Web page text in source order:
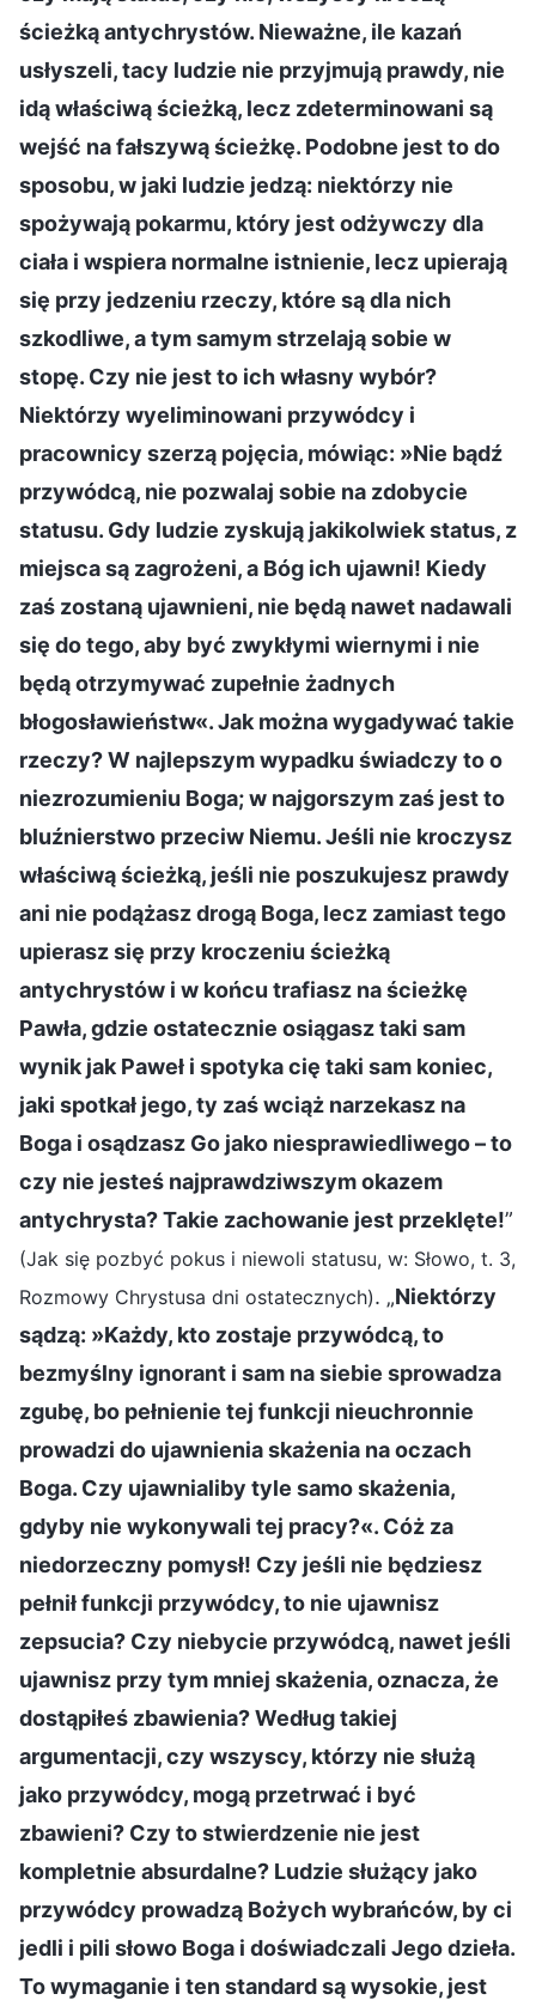
ścieżką antychrystów. Nieważne, ile kazań
usłyszeli, tacy ludzie nie przyjmują prawdy, nie
idą właściwą ścieżką, lecz zdeterminowani są
wejść na fałszywą ścieżkę. Podobne jest to do
sposobu, w jaki ludzie jedzą: niektórzy nie
spożywają pokarmu, który jest odżywczy dla
ciała i wspiera normalne istnienie, lecz upierają
się przy jedzeniu rzeczy, które są dla nich
szkodliwe, a tym samym strzelają sobie w
stopę. Czy nie jest to ich własny wybór?
Niektórzy wyeliminowani przywódcy i
pracownicy szerzą pojęcia, mówiąc: »Nie bądź
przywódcą, nie pozwalaj sobie na zdobycie
statusu. Gdy ludzie zyskują jakikolwiek status, z
miejsca są zagrożeni, a Bóg ich ujawni! Kiedy
zaś zostaną ujawnieni, nie będą nawet nadawali
się do tego, aby być zwykłymi wiernymi i nie
będą otrzymywać zupełnie żadnych
błogosławieństw«. Jak można wygadywać takie
rzeczy? W najlepszym wypadku świadczy to o
niezrozumieniu Boga; w najgorszym zaś jest to
bluźnierstwo przeciw Niemu. Jeśli nie kroczysz
właściwą ścieżką, jeśli nie poszukujesz prawdy
ani nie podążasz drogą Boga, lecz zamiast tego
upierasz się przy kroczeniu ścieżką
antychrystów i w końcu trafiasz na ścieżkę
Pawła, gdzie ostatecznie osiągasz taki sam
wynik jak Paweł i spotyka cię taki sam koniec,
jaki spotkał jego, ty zaś wciąż narzekasz na
Boga i osądzasz Go jako niesprawiedliwego – to
czy nie jesteś najprawdziwszym okazem
antychrysta? Takie zachowanie jest przeklęte!”
(Jak się pozbyć pokus i niewoli statusu, w: Słowo, t. 3,
Rozmowy Chrystusa dni ostatecznych). „Niektórzy
sądzą: »Każdy, kto zostaje przywódcą, to
bezmyślny ignorant i sam na siebie sprowadza
zgubę, bo pełnienie tej funkcji nieuchronnie
prowadzi do ujawnienia skażenia na oczach
Boga. Czy ujawnialiby tyle samo skażenia,
gdyby nie wykonywali tej pracy?«. Cóż za
niedorzeczny pomysł! Czy jeśli nie będziesz
pełnił funkcji przywódcy, to nie ujawnisz
zepsucia? Czy niebycie przywódcą, nawet jeśli
ujawnisz przy tym mniej skażenia, oznacza, że
dostąpiłeś zbawienia? Według takiej
argumentacji, czy wszyscy, którzy nie służą
jako przywódcy, mogą przetrwać i być
zbawieni? Czy to stwierdzenie nie jest
kompletnie absurdalne? Ludzie służący jako
przywódcy prowadzą Bożych wybrańców, by ci
jedli i pili słowo Boga i doświadczali Jego dzieła.
To wymaganie i ten standard są wysokie, jest